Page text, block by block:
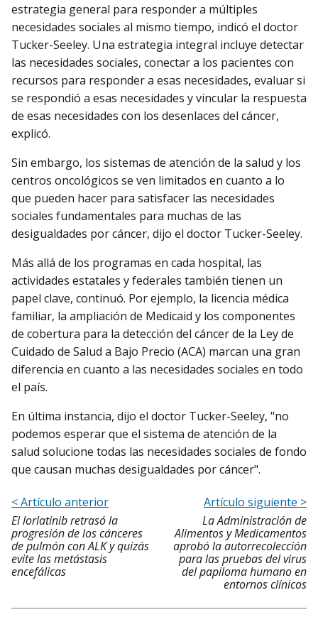
estrategia general para responder a múltiples
necesidades sociales al mismo tiempo, indicó el doctor
Tucker-Seeley. Una estrategia integral incluye detectar
las necesidades sociales, conectar a los pacientes con
recursos para responder a esas necesidades, evaluar si
se respondió a esas necesidades y vincular la respuesta
de esas necesidades con los desenlaces del cáncer,
explicó.
Sin embargo, los sistemas de atención de la salud y los
centros oncológicos se ven limitados en cuanto a lo
que pueden hacer para satisfacer las necesidades
sociales fundamentales para muchas de las
desigualdades por cáncer, dijo el doctor Tucker-Seeley.
Más allá de los programas en cada hospital, las
actividades estatales y federales también tienen un
papel clave, continuó. Por ejemplo, la licencia médica
familiar, la ampliación de Medicaid y los componentes
de cobertura para la detección del cáncer de la Ley de
Cuidado de Salud a Bajo Precio (ACA) marcan una gran
diferencia en cuanto a las necesidades sociales en todo
el país.
En última instancia, dijo el doctor Tucker-Seeley, "no
podemos esperar que el sistema de atención de la
salud solucione todas las necesidades sociales de fondo
que causan muchas desigualdades por cáncer".
< Artículo anterior
El lorlatinib retrasó la
progresión de los cánceres
de pulmón con ALK y quizás
evite las metástasis
encefálicas
Artículo siguiente >
La Administración de
Alimentos y Medicamentos
aprobó la autorrecolección
para las pruebas del virus
del papiloma humano en
entornos clínicos